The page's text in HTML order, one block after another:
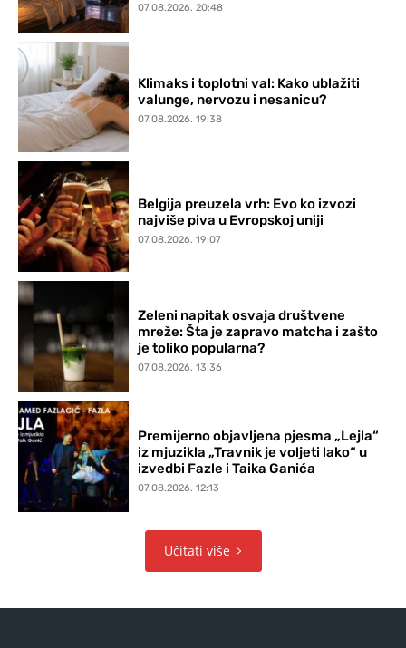
07.08.2026. 20:48
Klimaks i toplotni val: Kako ublažiti
valunge, nervozu i nesanicu?
07.08.2026. 19:38
Belgija preuzela vrh: Evo ko izvozi
najviše piva u Evropskoj uniji
07.08.2026. 19:07
Zeleni napitak osvaja društvene
mreže: Šta je zapravo matcha i zašto
je toliko popularna?
07.08.2026. 13:36
Premijerno objavljena pjesma „Lejla“
iz mjuzikla „Travnik je voljeti lako“ u
izvedbi Fazle i Taika Ganića
07.08.2026. 12:13
Učitati više